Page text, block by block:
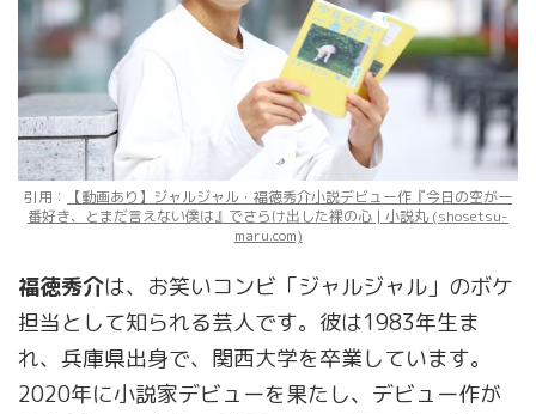
引用：
【動画あり】ジャルジャル・福徳秀介小説デビュー作『今日の空が一
番好き、とまだ言えない僕は』でさらけ出した裸の心 | 小説丸 (shosetsu-
maru.com)
福徳秀介は、お笑いコンビ「ジャルジャル」のボケ
担当として知られる芸人です。彼は1983年生ま
れ、兵庫県出身で、関西大学を卒業しています。
2020年に小説家デビューを果たし、デビュー作が